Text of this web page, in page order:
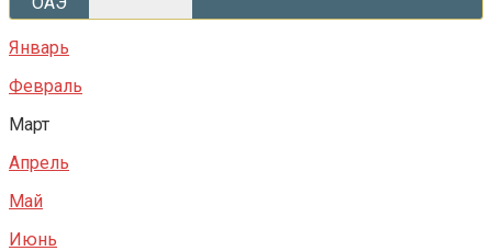
Январь
Февраль
Март
Апрель
Май
Июнь